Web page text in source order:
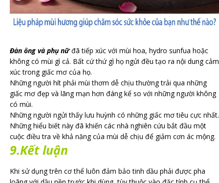
Đàn ông và phụ nữđã tiếp xúc với mùi hoa, hydro sunfua hoặc
không có mùi gì cả. Bất cứ thứ gì họ ngửi đều tạo ra nội dung cảm
xúc trong giấc mơ của họ.
Những người hít phải mùi thơm dễ chịu thường trải qua những
giấc mơ đẹp và lãng mạn hơn đáng kể so với những người không
có mùi.
Những người ngửi thấy lưu huỳnh có những giấc mơ tiêu cực nhất.
Những hiểu biết này đã khiến các nhà nghiên cứu bắt đầu một
cuộc điều tra về khả năng của mùi dễ chịu để giảm cơn ác mộng.
9.Kết luận
Khi sử dụng trên cơ thể luôn đảm bảo tinh dầu phải được pha